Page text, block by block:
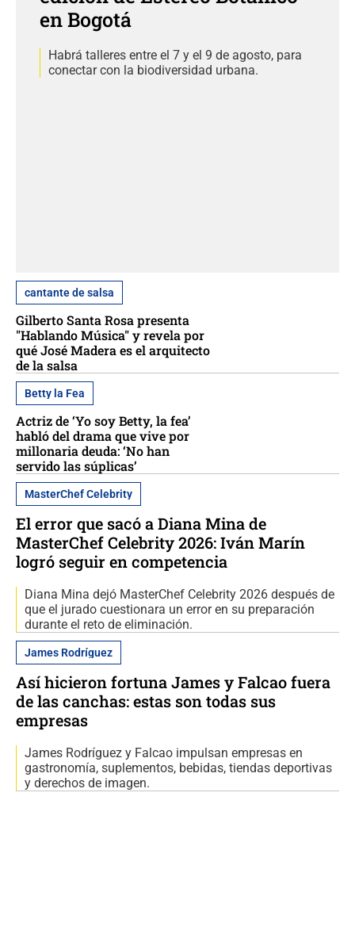
en Bogotá
Habrá talleres entre el 7 y el 9 de agosto, para
conectar con la biodiversidad urbana.
cantante de salsa
Gilberto Santa Rosa presenta
"Hablando Música" y revela por
qué José Madera es el arquitecto
de la salsa
Betty la Fea
Actriz de ‘Yo soy Betty, la fea’
habló del drama que vive por
millonaria deuda: ‘No han
servido las súplicas’
MasterChef Celebrity
El error que sacó a Diana Mina de
MasterChef Celebrity 2026: Iván Marín
logró seguir en competencia
Diana Mina dejó MasterChef Celebrity 2026 después de
que el jurado cuestionara un error en su preparación
durante el reto de eliminación.
James Rodríguez
Así hicieron fortuna James y Falcao fuera
de las canchas: estas son todas sus
empresas
James Rodríguez y Falcao impulsan empresas en
gastronomía, suplementos, bebidas, tiendas deportivas
y derechos de imagen.